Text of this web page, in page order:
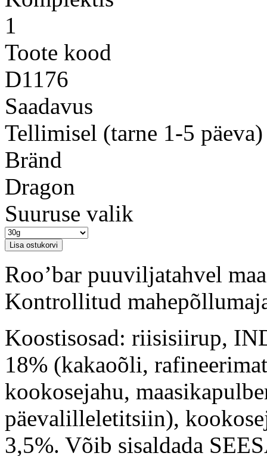
1
Toote kood
D1176
Saadavus
Tellimisel (tarne 1-5 päeva)
Bränd
Dragon
Suuruse valik
Roo’bar puuviljatahvel
Kontrollitud
Koostisosad: riisisiirup,
18% (kakaoõli,
kookosejahu,
päevalilleletitsiin),
3,5%. Võib sisaldada